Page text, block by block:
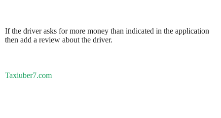
If the driver asks for more money than indicated in the application
then add a review about the driver.
Taxiuber7.com